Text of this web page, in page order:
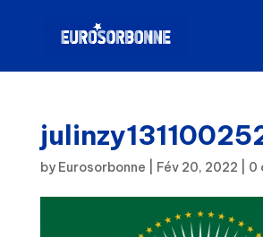
by Eurosorbonne Fév 20, 2022 0